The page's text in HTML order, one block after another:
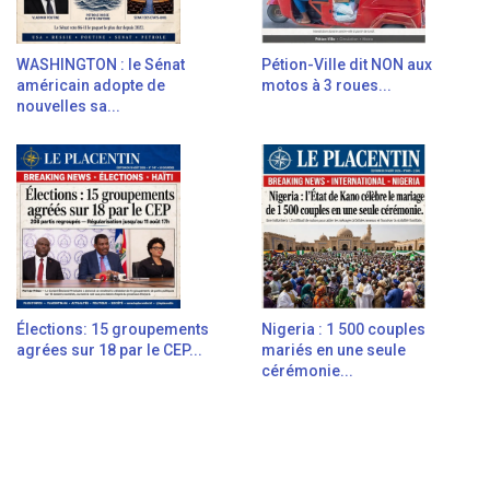
WASHINGTON : le Sénat
américain adopte de
nouvelles sa...
Pétion-Ville dit NON aux
motos à 3 roues...
Élections: 15 groupements
agrées sur 18 par le CEP...
Nigeria : 1 500 couples
mariés en une seule
cérémonie...